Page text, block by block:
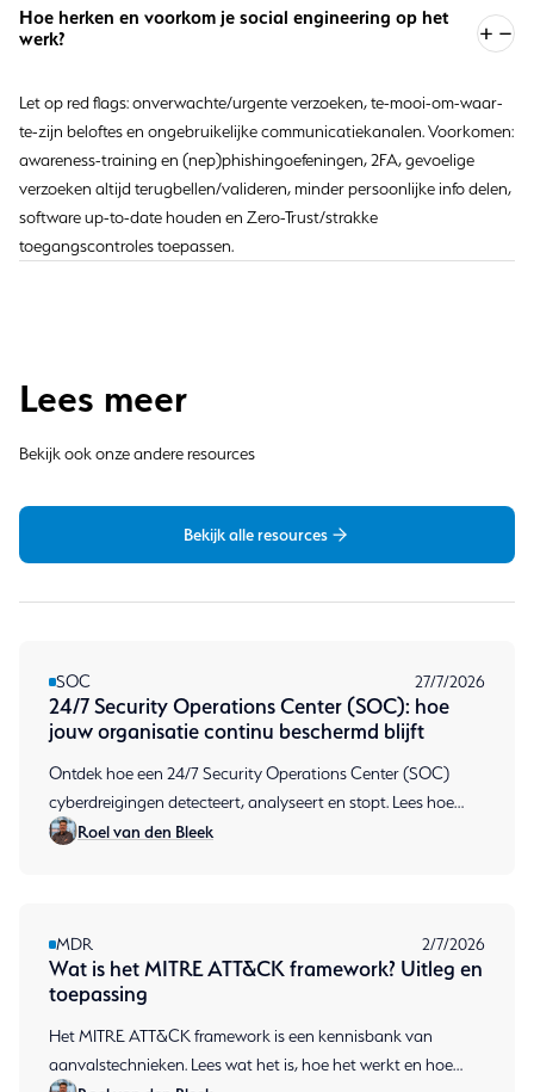
Hoe herken en voorkom je social engineering op het
werk?
Let op red flags: onverwachte/urgente verzoeken, te-mooi-om-waar-
te-zijn beloftes en ongebruikelijke communicatiekanalen. Voorkomen:
awareness-training en (nep)phishingoefeningen, 2FA, gevoelige
verzoeken altijd terugbellen/valideren, minder persoonlijke info delen,
software up-to-date houden en Zero-Trust/strakke
toegangscontroles toepassen.
Lees meer
Bekijk ook onze andere resources
Bekijk alle resources
SOC 27/7/2026
24/7 Security Operations Center (SOC): hoe
jouw organisatie continu beschermd blijft
Ontdek hoe een 24/7 Security Operations Center (SOC)
cyberdreigingen detecteert, analyseert en stopt. Lees hoe
continue monitoring jouw organisatie beschermt.
Roel van den Bleek
MDR 2/7/2026
Wat is het MITRE ATT&CK framework? Uitleg en
toepassing
Het MITRE ATT&CK framework is een kennisbank van
aanvalstechnieken. Lees wat het is, hoe het werkt en hoe